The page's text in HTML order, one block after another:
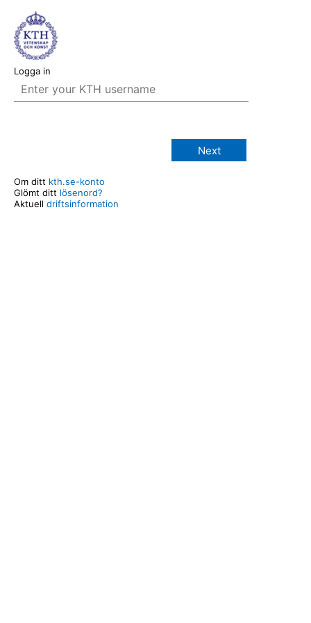
Logga in
Next
Om ditt kth.se-konto
Glömt ditt lösenord?
Aktuell driftsinformation